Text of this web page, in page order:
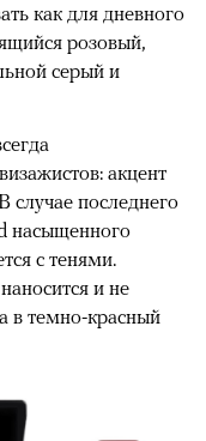
как для дневного
розовый,
серый и
акцент
случае последнего
насыщенного
с тенями.
и не
в темно-красный